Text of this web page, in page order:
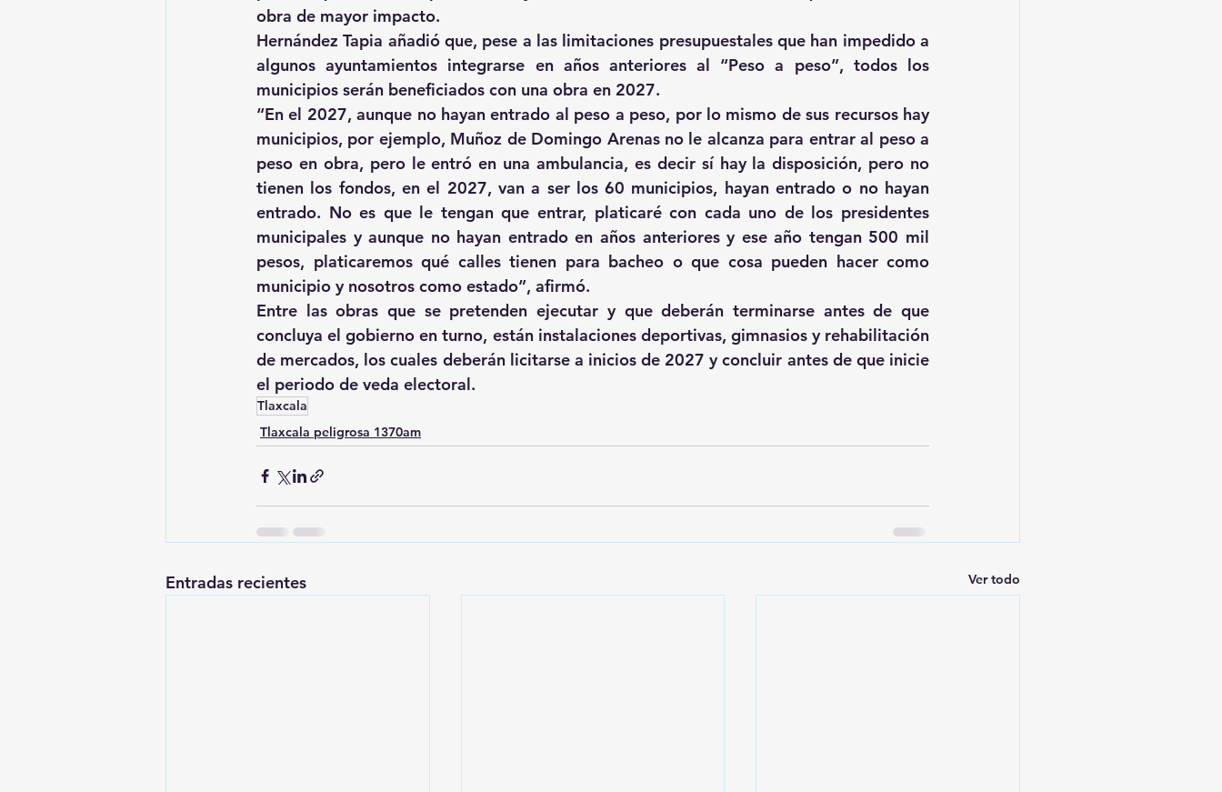
obra de mayor impacto.
Hernández Tapia añadió que, pese a las limitaciones presupuestales que han impedido a
algunos ayuntamientos integrarse en años anteriores al “Peso a peso”, todos los
municipios serán beneficiados con una obra en 2027.
“En el 2027, aunque no hayan entrado al peso a peso, por lo mismo de sus recursos hay
municipios, por ejemplo, Muñoz de Domingo Arenas no le alcanza para entrar al peso a
peso en obra, pero le entró en una ambulancia, es decir sí hay la disposición, pero no
tienen los fondos, en el 2027, van a ser los 60 municipios, hayan entrado o no hayan
entrado. No es que le tengan que entrar, platicaré con cada uno de los presidentes
municipales y aunque no hayan entrado en años anteriores y ese año tengan 500 mil
pesos, platicaremos qué calles tienen para bacheo o que cosa pueden hacer como
municipio y nosotros como estado”, afirmó.
Entre las obras que se pretenden ejecutar y que deberán terminarse antes de que
concluya el gobierno en turno, están instalaciones deportivas, gimnasios y rehabilitación
de mercados, los cuales deberán licitarse a inicios de 2027 y concluir antes de que inicie
el periodo de veda electoral.
Tlaxcala
Tlaxcala peligrosa 1370am
Entradas recientes Ver todo